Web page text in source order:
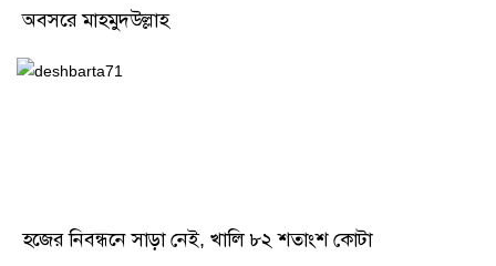
অবসরে মাহমুদউল্লাহ
হজের নিবন্ধনে সাড়া নেই, খালি ৮২ শতাংশ কোটা